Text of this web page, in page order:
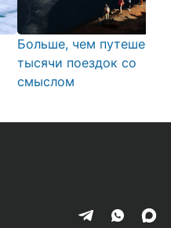
Больше, чем
тысячи поездок со
смыслом